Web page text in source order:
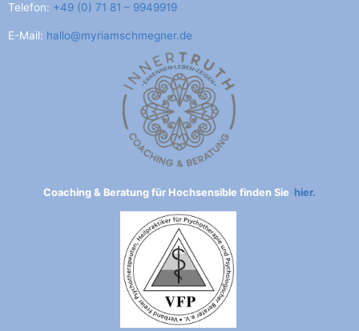
Telefon: +49 (0) 71 81 – 9949919
E-Mail: hallo@myriamschmegner.de
Coaching & Beratung für Hochsensible finden Sie hier.